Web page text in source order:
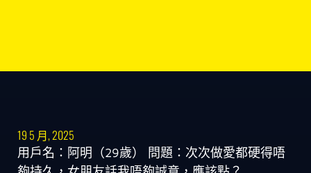
19 5 月, 2025
用戶名：阿明（29歲） 問題：次次做愛都硬得唔